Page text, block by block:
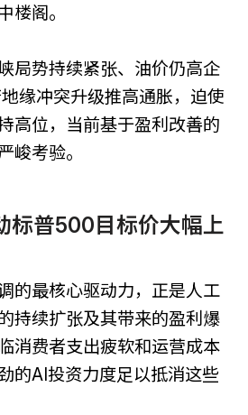
楼阁。
局势持续紧张、油价仍高企
缘冲突升级推高通胀，迫使
高位，当前基于盈利改善的
峻考验。
标普500目标价大幅上
的最核心驱动力，正是人工
持续扩张及其带来的盈利爆
消费者支出疲软和运营成本
的AI投资力度足以抵消这些